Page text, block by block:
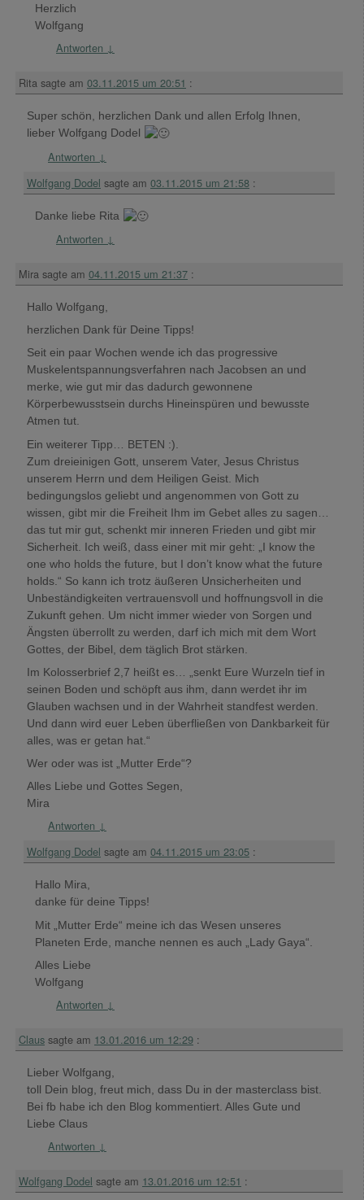
Herzlich
Wolfgang
Antworten ↓
Rita sagte am 03.11.2015 um 20:51 :
Super schön, herzlichen Dank und allen Erfolg Ihnen,
lieber Wolfgang Dodel
Antworten ↓
Wolfgang Dodel sagte am 03.11.2015 um 21:58 :
Danke liebe Rita
Antworten ↓
Mira sagte am 04.11.2015 um 21:37 :
Hallo Wolfgang,
herzlichen Dank für Deine Tipps!
Seit ein paar Wochen wende ich das progressive
Muskelentspannungsverfahren nach Jacobsen an und
merke, wie gut mir das dadurch gewonnene
Körperbewusstsein durchs Hineinspüren und bewusste
Atmen tut.
Ein weiterer Tipp… BETEN :).
Zum dreieinigen Gott, unserem Vater, Jesus Christus
unserem Herrn und dem Heiligen Geist. Mich
bedingungslos geliebt und angenommen von Gott zu
wissen, gibt mir die Freiheit Ihm im Gebet alles zu sagen…
das tut mir gut, schenkt mir inneren Frieden und gibt mir
Sicherheit. Ich weiß, dass einer mit mir geht: „I know the
one who holds the future, but I don’t know what the future
holds.“ So kann ich trotz äußeren Unsicherheiten und
Unbeständigkeiten vertrauensvoll und hoffnungsvoll in die
Zukunft gehen. Um nicht immer wieder von Sorgen und
Ängsten überrollt zu werden, darf ich mich mit dem Wort
Gottes, der Bibel, dem täglich Brot stärken.
Im Kolosserbrief 2,7 heißt es… „senkt Eure Wurzeln tief in
seinen Boden und schöpft aus ihm, dann werdet ihr im
Glauben wachsen und in der Wahrheit standfest werden.
Und dann wird euer Leben überfließen von Dankbarkeit für
alles, was er getan hat.“
Wer oder was ist „Mutter Erde“?
Alles Liebe und Gottes Segen,
Mira
Antworten ↓
Wolfgang Dodel sagte am 04.11.2015 um 23:05 :
Hallo Mira,
danke für deine Tipps!
Mit „Mutter Erde“ meine ich das Wesen unseres
Planeten Erde, manche nennen es auch „Lady Gaya“.
Alles Liebe
Wolfgang
Antworten ↓
Claus sagte am 13.01.2016 um 12:29 :
Lieber Wolfgang,
toll Dein blog, freut mich, dass Du in der masterclass bist.
Bei fb habe ich den Blog kommentiert. Alles Gute und
Liebe Claus
Antworten ↓
Wolfgang Dodel sagte am 13.01.2016 um 12:51 :